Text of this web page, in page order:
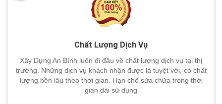
Chất Lượng Dịch Vụ
Xây Dựng An Bình luôn đi đầu về chất lượng dịch vụ tại thị
trường. Những dịch vụ khách nhận được là tuyệt vời, có chất
lượng bền lâu theo thời gian. Hạn chế sửa chữa trong thời
gian dài sử dụng